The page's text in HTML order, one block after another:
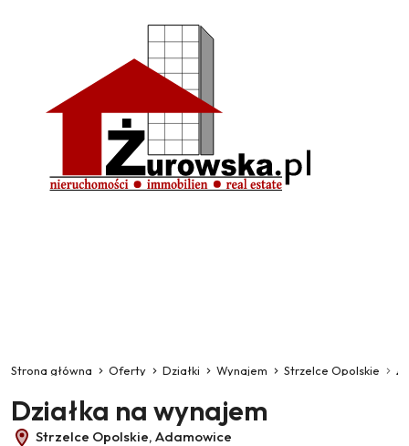
Strona główna Oferty Działki Wynajem Strzelce Opolskie
Działka na wynajem
Strzelce Opolskie, Adamowice